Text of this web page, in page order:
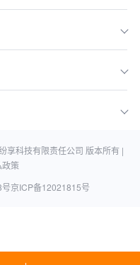
享科技有限责任公司 版本所有 |
政策
京ICP备12021815号